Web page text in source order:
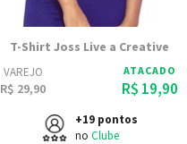
T-Shirt Joss Live a Creative
VAREJO
R$ 29,90
ATACADO
R$ 19,90
+19 pontos
no Clube